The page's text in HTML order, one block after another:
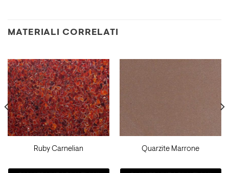
MATERIALI CORRELATI
Ruby Carnelian Quarzite Marrone